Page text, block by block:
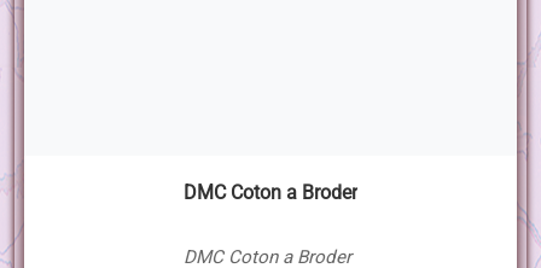
DMC Coton a Broder
DMC Coton a Broder